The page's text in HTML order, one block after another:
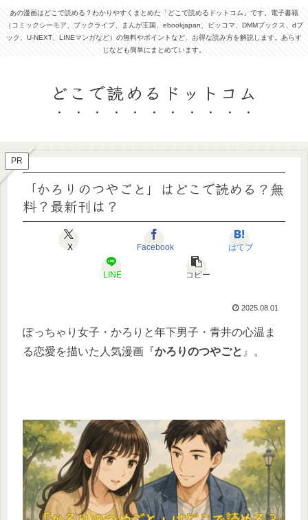
あの漫画はどこで読める？わかりやすくまとめた「どこで読めるドットコム」です。電子書籍
（コミックシーモア、ブックライブ、まんが王国、ebookjapan、ピッコマ、DMMブックス、dブ
ック、U-NEXT、LINEマンガなど）の無料やポイントなど、お得な読み方を解説します。あらす
じなども簡単にまとめています。
どこで読めるドットコム
PR
「かろりのつやごと」はどこで読める？無
料？最新刊は？
X Facebook はてブ
LINE コピー
2025.08.01
ぽっちゃり女子・かろりと年下男子・青井の心温ま
る恋愛を描いた人気漫画『かろりのつやごと 』。